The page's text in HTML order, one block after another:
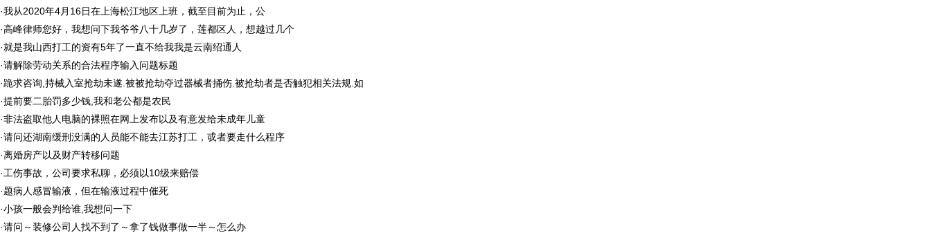
·我从2020年4月16日在上海松江地区上班，截至目前为止，公
·高峰律师您好，我想问下我爷爷八十几岁了，莲都区人，想越过几个
·就是我山西打工的资有5年了一直不给我我是云南绍通人
·请解除劳动关系的合法程序输入问题标题
·跪求咨询,持械入室抢劫未遂.被被抢劫夺过器械者捅伤.被抢劫者是否触犯相关法规.如
·提前要二胎罚多少钱,我和老公都是农民
·非法盗取他人电脑的裸照在网上发布以及有意发给未成年儿童
·请问还湖南缓刑没满的人员能不能去江苏打工，戓者要走什么程序
·离婚房产以及财产转移问题
·工伤事故，公司要求私聊，必须以10级来赔偿
·题病人感冒输液，但在输液过程中催死
·小孩一般会判给谁,我想问一下
·请问～装修公司人找不到了～拿了钱做事做一半～怎么办